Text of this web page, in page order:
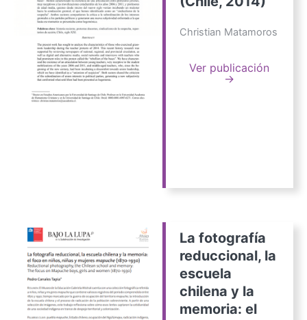
Christian Matamoros
Ver publicación
→
La fotografía
reduccional, la
escuela
chilena y la
memoria: el